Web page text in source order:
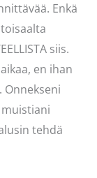
Enkä
siis.
en ihan
tehdä